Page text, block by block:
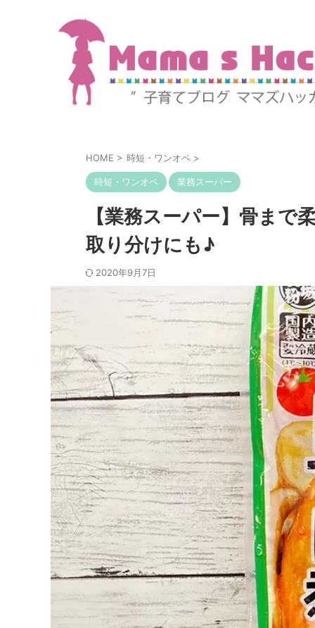
HOME > 時短・ワンオペ >
時短・ワンオペ 業務スーパー
【業務スーパー】骨ま
取り分けにも♪
2020年9月7日